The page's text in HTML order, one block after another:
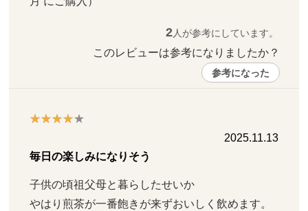
2人が参考にしています。
このレビューは参考になりましたか？
参考になった
2025.11.13
毎日の楽しみになりそう
子供の頃祖父母と暮らしたせいか
やはり煎茶が一番飽きが来ずおいしく飲めます。